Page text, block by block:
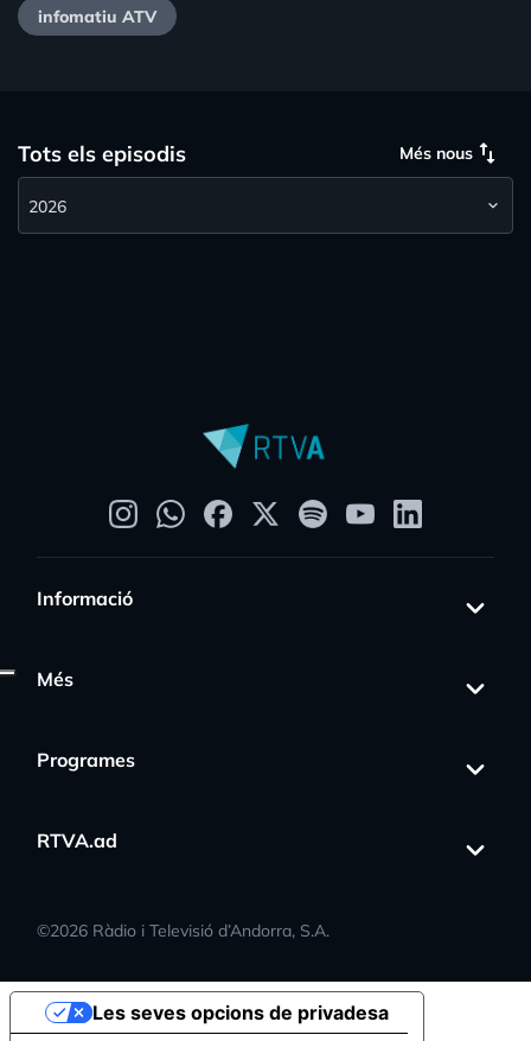
infomatiu ATV
Tots els episodis Més nous swap_vert
Informació
Més
Programes
RTVA.ad
©2026 Ràdio i Televisió d’Andorra, S.A.
Les seves opcions de privadesa